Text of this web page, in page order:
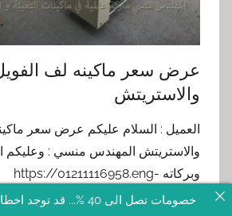
عرض سعر ماكينه لف
والاستريتش
العميل : السلام عليكم عرض سعر
والاستريتش المهندس منسي : وعليكم
وبركاته https://01211116958.eng-
خصومات تصل الى 40 %... قد توجد اخطاء ..اتصل بالمبيعات